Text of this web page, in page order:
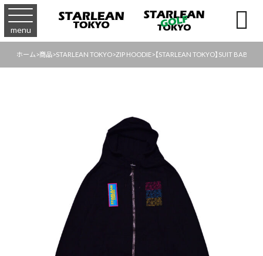
menu 
ホーム>商品>STARLEAN TOKYO>ZIP HOODIE>【STARLEAN TOKYO】SUIT BABY